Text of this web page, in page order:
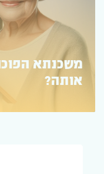
איך לקבל
תנאים